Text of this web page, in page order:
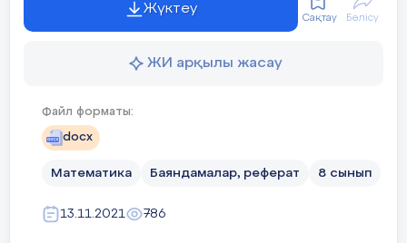
Жүктеу
Сақтау Бөлісу
ЖИ арқылы жасау
Файл форматы:
docx
Математика Баяндамалар, реферат 8 сынып
13.11.2021 786